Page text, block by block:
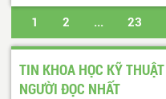
1 2 ... 23
... 617 618
TIN KHOA HỌC KỸ
NGƯỜI ĐỌC NHẤT